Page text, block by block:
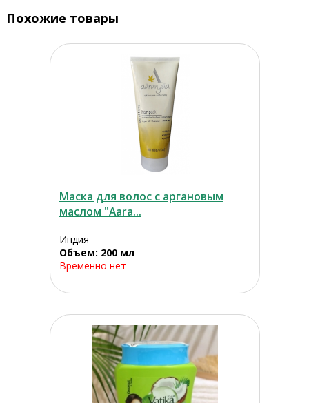
Похожие товары
Маска для волос с аргановым
маслом "Aara...
Индия
Объем: 200 мл
Временно нет